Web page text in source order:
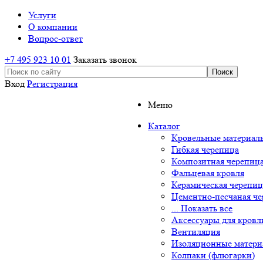
Услуги
О компании
Вопрос-ответ
+7 495 923 10 01 Заказать звонок
Вход Регистрация
Меню
Каталог
Кровельные
Гибкая черепица
Композитная
Фальцевая кровля
Керамическая
Цементно-песчаная
... Показать все
Аксессуары для
Вентиляция
Изоляционные
Колпаки (флюгарки)